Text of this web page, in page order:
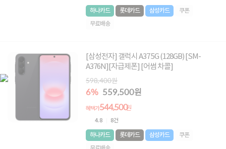
하나카드 롯데카드 삼성카드
쿠폰
무료배송
[삼성전자] 갤럭시 A37 5G (128GB) [SM-
A376N][자급제폰] [어썸 차콜]
598,400원
6% 559,500원
혜택가544,500원
4.8 8건
하나카드 롯데카드 삼성카드
쿠폰